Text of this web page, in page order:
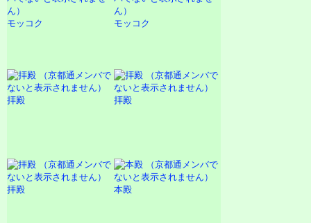
モッコク モッコク
拝殿 拝殿
拝殿 本殿